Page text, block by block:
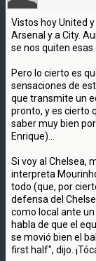
Vistos hoy United
Arsenal y a City.
se nos quiten esas
Pero lo cierto es
sensaciones de
que transmite un
pronto, y es cierto
saber muy bien
Enrique)...
Si voy al Chelsea,
interpreta
todo (que, por
defensa del
como local ante
habla de que el
se movió bien el
first half", dijo.